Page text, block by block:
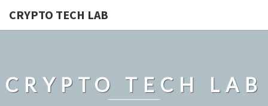
CRYPTO TECH LAB
CRYPTO TECH LAB